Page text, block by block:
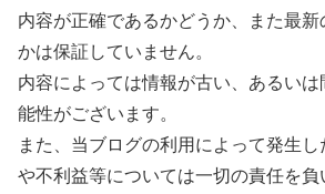
内容が正確であるかどうか、また最新
かは保証していません。
内容によっては情報が古い、あるい
能性がございます。
また、当ブログの利用によって発生
や不利益等については一切の責任を負